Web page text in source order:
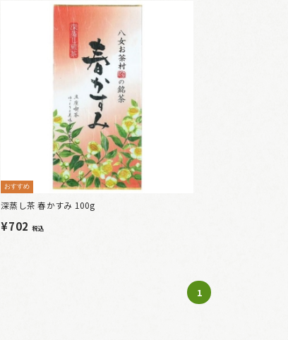
おすすめ
深蒸し茶 春かすみ 100g
¥702 税込
1